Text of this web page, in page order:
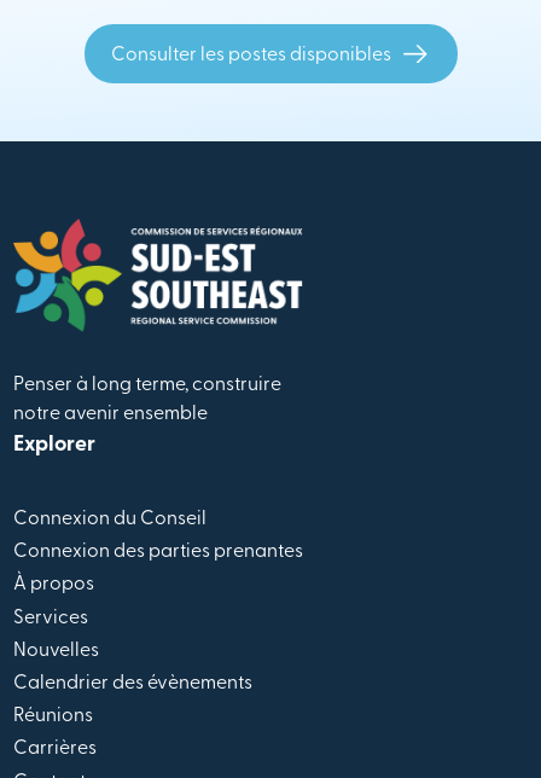
Consulter les postes disponibles
Penser à long terme, construire
notre avenir ensemble
Explorer
Connexion du Conseil
Connexion des parties prenantes
À propos
Services
Nouvelles
Calendrier des évènements
Réunions
Carrières